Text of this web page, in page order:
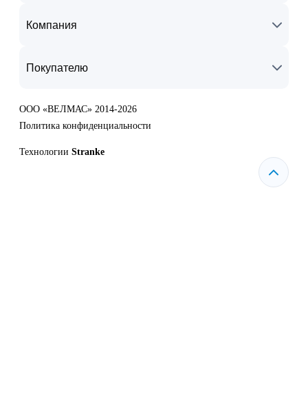
Компания
Покупателю
ООО «ВЕЛМАС» 2014-2026
Политика конфиденциальности
Технологии Stranke